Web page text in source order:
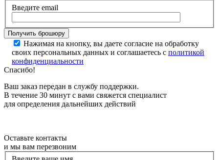
Введите email
Нажимая на кнопку, вы даете согласие на обработку
своих персональных данных и соглашаетесь с политикой
конфиденциальности
Спасибо!
Ваш заказ передан в службу поддержки.
В течение 30 минут с вами свяжется специалист
для определения дальнейших действий
Оставьте контакты
и мы вам перезвоним